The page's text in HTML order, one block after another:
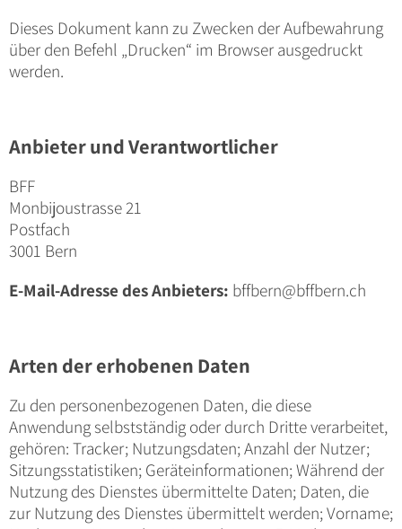
Dieses Dokument kann zu Zwecken der Aufbewahrung
über den Befehl „Drucken“ im Browser ausgedruckt
werden.
Anbieter und Verantwortlicher
BFF
Monbijoustrasse 21
Postfach
3001 Bern
E-Mail-Adresse des Anbieters: bffbern@bffbern.ch
Arten der erhobenen Daten
Zu den personenbezogenen Daten, die diese
Anwendung selbstständig oder durch Dritte verarbeitet,
gehören: Tracker; Nutzungsdaten; Anzahl der Nutzer;
Sitzungsstatistiken; Geräteinformationen; Während der
Nutzung des Dienstes übermittelte Daten; Daten, die
zur Nutzung des Dienstes übermittelt werden; Vorname;